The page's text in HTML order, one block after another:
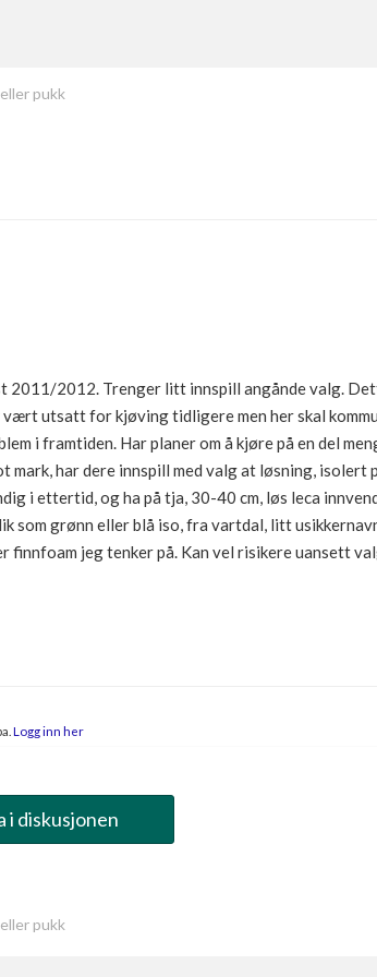
pukk
2011/2012. Trenger litt innspill angånde valg.
utsatt for kjøving tidligere men her skal
i framtiden. Har planer om å kjøre på en del
har dere innspill med valg at løsning, isolert
i ettertid, og ha på tja, 30-40 cm, løs leca
som grønn eller blå iso, fra vartdal, litt
finnfoam jeg tenker på. Kan vel risikere uansett
Logg inn her
i diskusjonen
pukk